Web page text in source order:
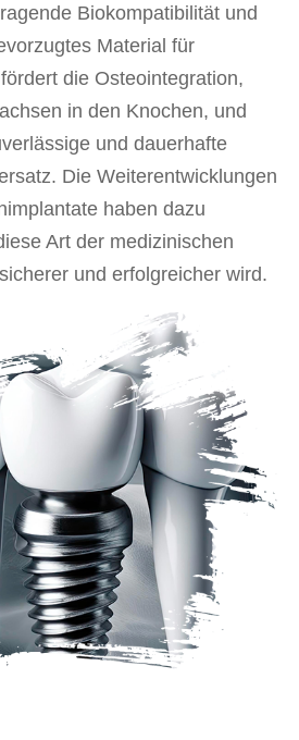
Biokompatibilität und
Material für
die Osteointegration,
in den Knochen, und
und dauerhafte
Die Weiterentwicklungen
haben dazu
Art der medizinischen
und erfolgreicher wird.